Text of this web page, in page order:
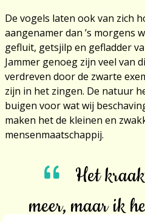
De vogels laten ook van zich
aangenamer dan ’s morgens
gefluit, getsjilp en gefladder
Jammer genoeg zijn veel van
verdreven door de zwarte
zijn in het zingen. De natuur
buigen voor wat wij
maken het de kleinen en
mensenmaatschappij.
Het
meer, maar ik